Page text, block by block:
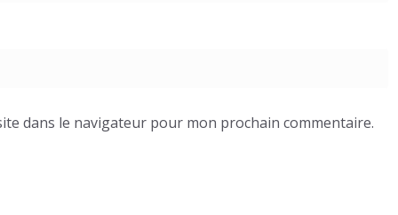
dans le navigateur pour mon prochain commentaire.